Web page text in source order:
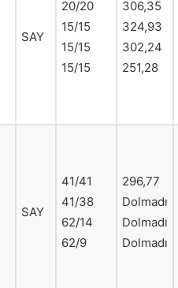
SAY
20/20
15/15
15/15
15/15
306,35
324,93
302,24
251,28
SAY
41/41
41/38
62/14
62/9
296,77
Dolmadı
Dolmadı
Dolmadı